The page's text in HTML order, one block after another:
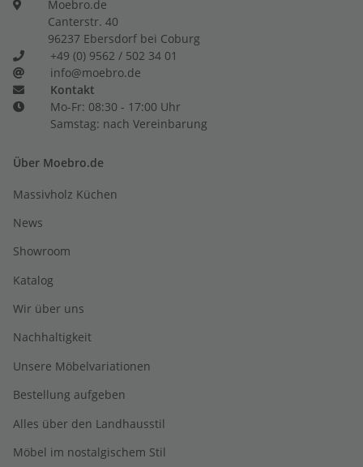
Moebro.de
Canterstr. 40
96237 Ebersdorf bei Coburg
+49 (0) 9562 / 502 34 01
info@moebro.de
Kontakt
Mo-Fr: 08:30 - 17:00 Uhr
Samstag: nach Vereinbarung
Über Moebro.de
Massivholz Küchen
News
Showroom
Katalog
Wir über uns
Nachhaltigkeit
Unsere Möbelvariationen
Bestellung aufgeben
Alles über den Landhausstil
Möbel im nostalgischem Stil